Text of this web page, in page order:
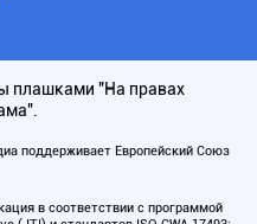
плашками "На правах
поддерживает Европейский Союз
в соответствии с программой